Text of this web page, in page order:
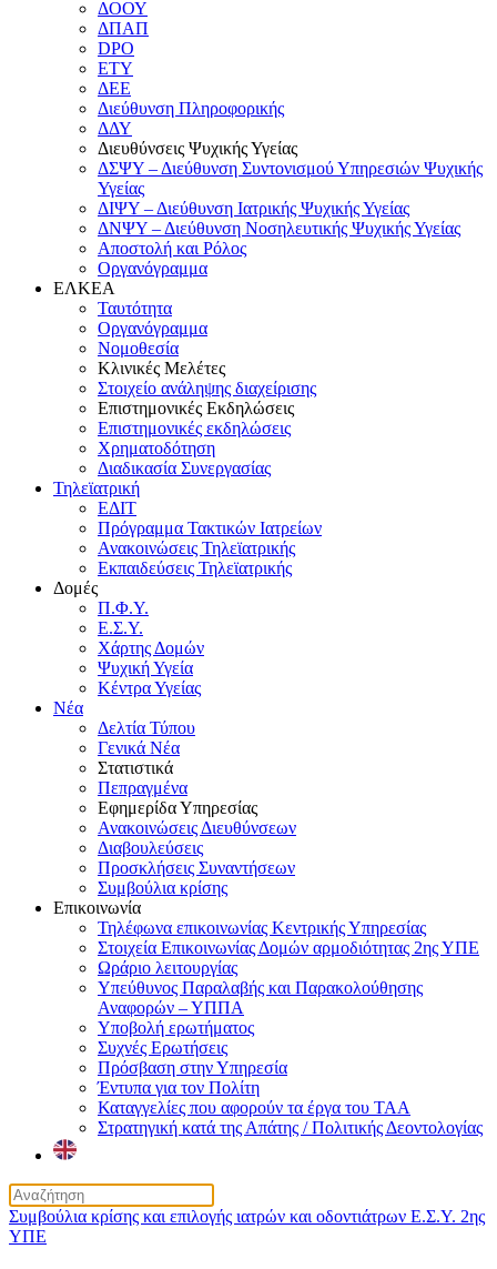
ΔΟΟΥ
ΔΠΑΠ
DPO
ΕΤΥ
ΔΕΕ
Διεύθυνση Πληροφορικής
ΔΔΥ
Διευθύνσεις Ψυχικής Υγείας
ΔΣΨΥ – Διεύθυνση Συντονισμού Υπηρεσιών Ψυχικής
Υγείας
ΔΙΨΥ – Διεύθυνση Ιατρικής Ψυχικής Υγείας
ΔΝΨΥ – Διεύθυνση Νοσηλευτικής Ψυχικής Υγείας
Αποστολή και Ρόλος
Οργανόγραμμα
ΕΛΚΕΑ
Ταυτότητα
Οργανόγραμμα
Νομοθεσία
Κλινικές Μελέτες
Στοιχείο ανάληψης διαχείρισης
Επιστημονικές Εκδηλώσεις
Επιστημονικές εκδηλώσεις
Χρηματοδότηση
Διαδικασία Συνεργασίας
Τηλεϊατρική
ΕΔΙΤ
Πρόγραμμα Τακτικών Ιατρείων
Ανακοινώσεις Τηλεϊατρικής
Εκπαιδεύσεις Τηλεϊατρικής
Δομές
Π.Φ.Υ.
Ε.Σ.Υ.
Χάρτης Δομών
Ψυχική Υγεία
Κέντρα Υγείας
Νέα
Δελτία Τύπου
Γενικά Νέα
Στατιστικά
Πεπραγμένα
Εφημερίδα Υπηρεσίας
Ανακοινώσεις Διευθύνσεων
Διαβουλεύσεις
Προσκλήσεις Συναντήσεων
Συμβούλια κρίσης
Επικοινωνία
Τηλέφωνα επικοινωνίας Κεντρικής Υπηρεσίας
Στοιχεία Επικοινωνίας Δομών αρμοδιότητας 2ης ΥΠΕ
Ωράριο λειτουργίας
Υπεύθυνος Παραλαβής και Παρακολούθησης
Αναφορών – ΥΠΠΑ
Υποβολή ερωτήματος
Συχνές Ερωτήσεις
Πρόσβαση στην Υπηρεσία
Έντυπα για τον Πολίτη
Καταγγελίες που αφορούν τα έργα του ΤΑΑ
Στρατηγική κατά της Απάτης / Πολιτικής Δεοντολογίας
Συμβούλια κρίσης και επιλογής ιατρών και οδοντιάτρων Ε.Σ.Υ. 2ης
ΥΠΕ